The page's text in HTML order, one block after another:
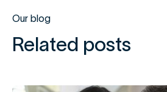
Our blog
Related posts